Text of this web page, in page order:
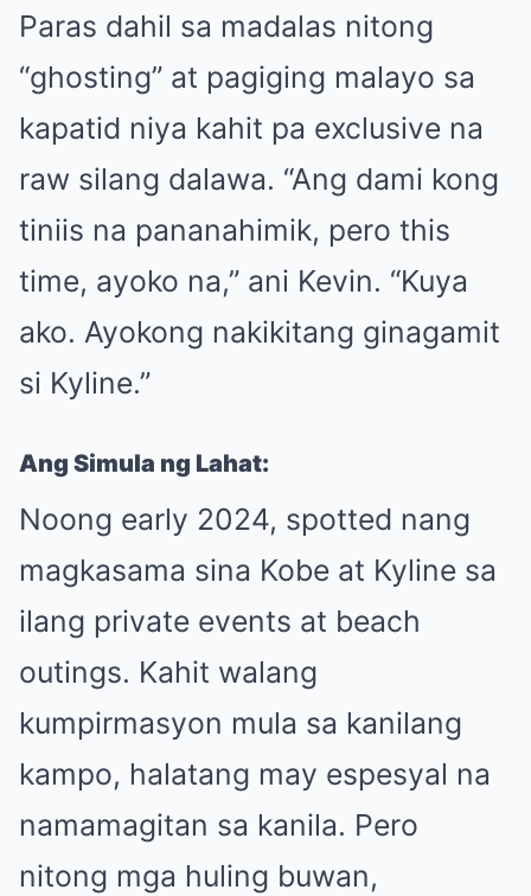
Paras dahil sa madalas nitong
“ghosting” at pagiging malayo sa
kapatid niya kahit pa exclusive na
raw silang dalawa. “Ang dami kong
tiniis na pananahimik, pero this
time, ayoko na,” ani Kevin. “Kuya
ako. Ayokong nakikitang ginagamit
si Kyline.”
Ang Simula ng Lahat:
Noong early 2024, spotted nang
magkasama sina Kobe at Kyline sa
ilang private events at beach
outings. Kahit walang
kumpirmasyon mula sa kanilang
kampo, halatang may espesyal na
namamagitan sa kanila. Pero
nitong mga huling buwan,